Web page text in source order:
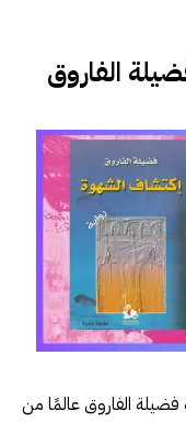
فضيلة الفاروق عالمًا من